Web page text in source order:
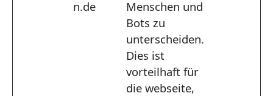
n.de
Menschen und
Bots zu
unterscheiden.
Dies ist
vorteilhaft für
die webseite,